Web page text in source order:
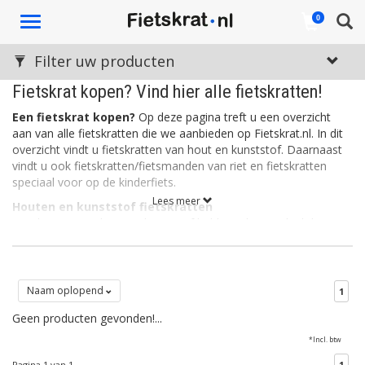
Toggle
0
Fietskrat kopen? Vind hier alle fietskratten!
Een fietskrat kopen? Op deze pagina treft u een overzicht
aan van alle fietskratten die we aanbieden op Fietskrat.nl. In dit
overzicht vindt u fietskratten van hout en kunststof. Daarnaast
vindt u ook fietskratten/fietsmanden van riet en fietskratten
speciaal voor op de kinderfiets.
Houten en kunststof fietskratten
fietskratten daarentegen, ogen rustig en stoer. Het hout is vaak
bewerkt zodat de kratten bestemd zijn tegen allerlei
weersinvloeden.
Een rieten fietskrat is eigenlijk een fietsmand in de vorm van een
Lees meer
Filter uw producten
Naam oplopend 1
Geen producten gevonden!...
*Incl. btw